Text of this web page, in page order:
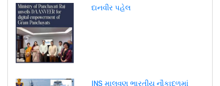
દાનવીર પહેલ
INS માલવણ ભારતીય નૌકાદળમાં